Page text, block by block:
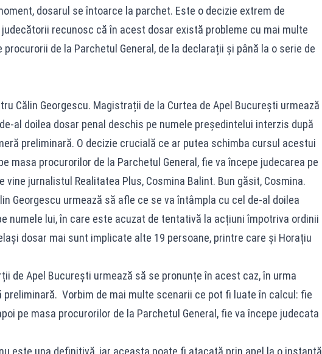
dosarul se întoarce la parchet. Este o decizie extrem de
recunosc că în acest dosar există probleme cu mai multe
de la Parchetul General, de la declarații și până la o serie de
Călin Georgescu. Magistrații de la Curtea de Apel București urmează
al doilea dosar penal deschis pe numele președintelui interzis după
preliminară. O decizie crucială ce ar putea schimba cursul acestui
masa procurorilor de la Parchetul General, fie va începe judecarea pe
vine jurnalistul Realitatea Plus, Cosmina Balint. Bun găsit, Cosmina.
Georgescu urmează să afle ce se va întâmpla cu cel de-al doilea
numele lui, în care este acuzat de tentativă la acțiuni împotriva ordinii
dosar mai sunt implicate alte 19 persoane, printre care și Horațiu
de Apel București urmează să se pronunțe în acest caz, în urma
preliminară. Vorbim de mai multe scenarii ce pot fi luate în calcul: fie
pe masa procurorilor de la Parchetul General, fie va începe judecata
este una definitivă, iar aceasta poate fi atacată prin apel la o instanță